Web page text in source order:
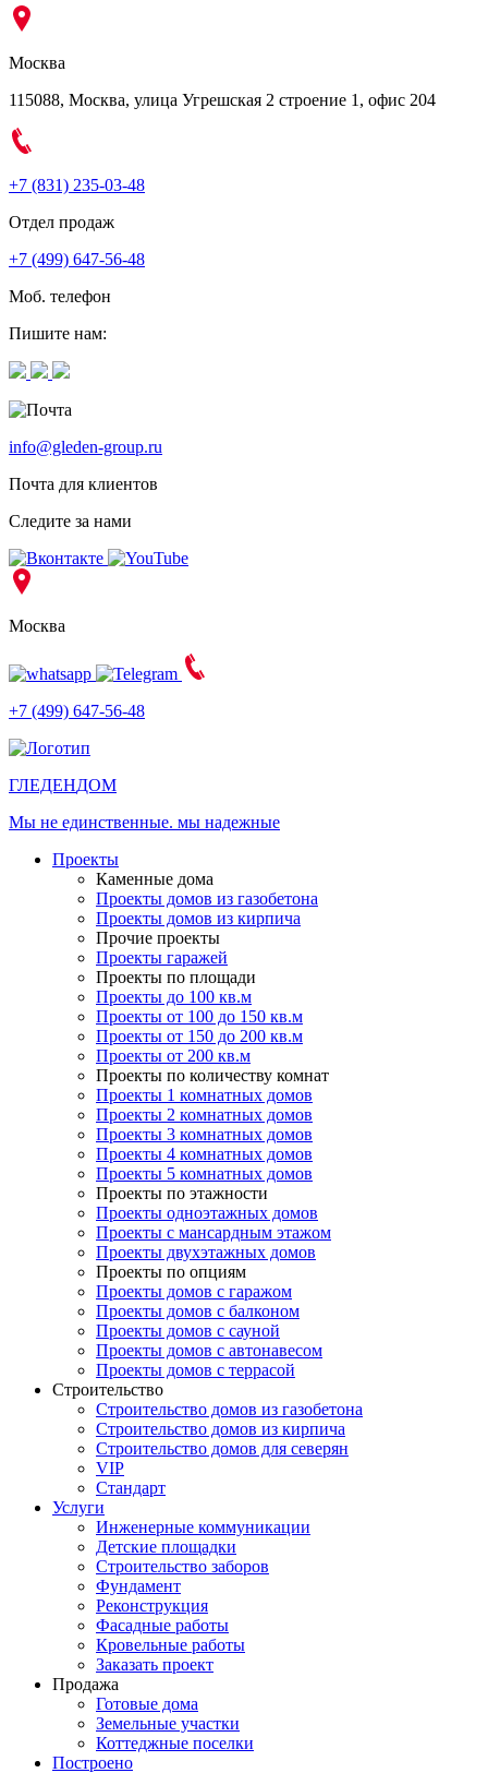
Москва
115088, Москва, улица Угрешская 2 строение 1, офис 204
+7 (831) 235-03-48
Отдел продаж
+7 (499) 647-56-48
Моб. телефон
Пишите нам:
info@gleden-group.ru
Почта для клиентов
Следите за нами
Москва
+7 (499) 647-56-48
ГЛЕДЕНДОМ
Мы не единственные. мы надежные
Проекты
Каменные дома
Проекты домов из газобетона
Проекты домов из кирпича
Прочие проекты
Проекты гаражей
Проекты по площади
Проекты до 100 кв.м
Проекты от 100 до 150 кв.м
Проекты от 150 до 200 кв.м
Проекты от 200 кв.м
Проекты по количеству комнат
Проекты 1 комнатных домов
Проекты 2 комнатных домов
Проекты 3 комнатных домов
Проекты 4 комнатных домов
Проекты 5 комнатных домов
Проекты по этажности
Проекты одноэтажных домов
Проекты с мансардным этажом
Проекты двухэтажных домов
Проекты по опциям
Проекты домов с гаражом
Проекты домов с балконом
Проекты домов с сауной
Проекты домов с автонавесом
Проекты домов с террасой
Строительство
Строительство домов из газобетона
Строительство домов из кирпича
Строительство домов для северян
VIP
Стандарт
Услуги
Инженерные коммуникации
Детские площадки
Строительство заборов
Фундамент
Реконструкция
Фасадные работы
Кровельные работы
Заказать проект
Продажа
Готовые дома
Земельные участки
Коттеджные поселки
Построено